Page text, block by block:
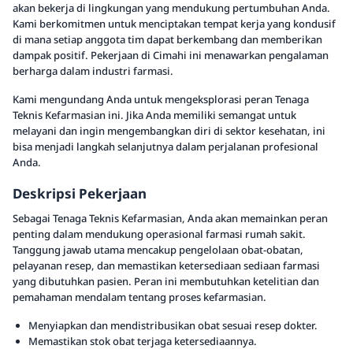
akan bekerja di lingkungan yang mendukung pertumbuhan Anda.
Kami berkomitmen untuk menciptakan tempat kerja yang kondusif
di mana setiap anggota tim dapat berkembang dan memberikan
dampak positif. Pekerjaan di Cimahi ini menawarkan pengalaman
berharga dalam industri farmasi.
Kami mengundang Anda untuk mengeksplorasi peran Tenaga
Teknis Kefarmasian ini. Jika Anda memiliki semangat untuk
melayani dan ingin mengembangkan diri di sektor kesehatan, ini
bisa menjadi langkah selanjutnya dalam perjalanan profesional
Anda.
Deskripsi Pekerjaan
Sebagai Tenaga Teknis Kefarmasian, Anda akan memainkan peran
penting dalam mendukung operasional farmasi rumah sakit.
Tanggung jawab utama mencakup pengelolaan obat-obatan,
pelayanan resep, dan memastikan ketersediaan sediaan farmasi
yang dibutuhkan pasien. Peran ini membutuhkan ketelitian dan
pemahaman mendalam tentang proses kefarmasian.
Menyiapkan dan mendistribusikan obat sesuai resep dokter.
Memastikan stok obat terjaga ketersediaannya.